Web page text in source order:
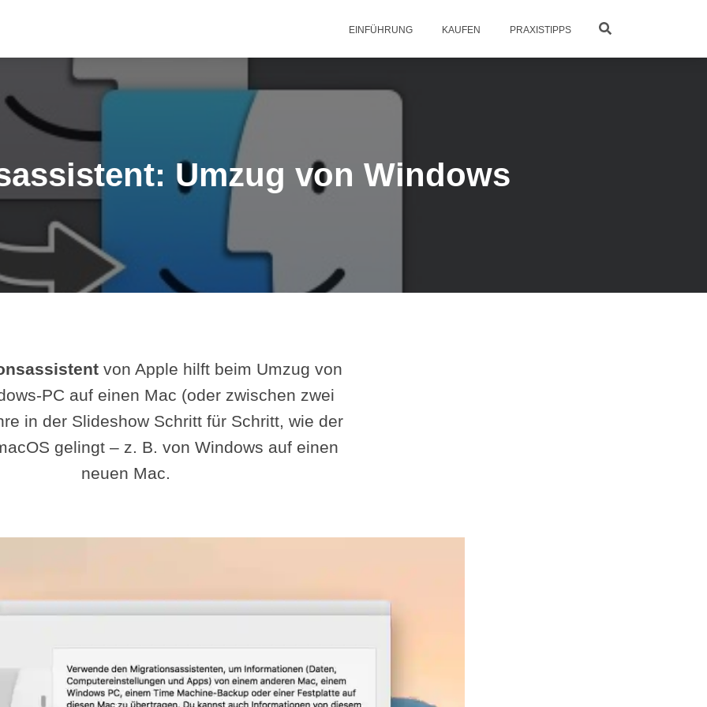
EINFÜHRUNG KAUFEN PRAXISTIPPS
Umzug von Windows
von Apple hilft beim Umzug von
PC auf einen Mac (oder zwischen zwei
in der Slideshow Schritt für Schritt, wie der
gelingt – z. B. von Windows auf einen
neuen Mac.